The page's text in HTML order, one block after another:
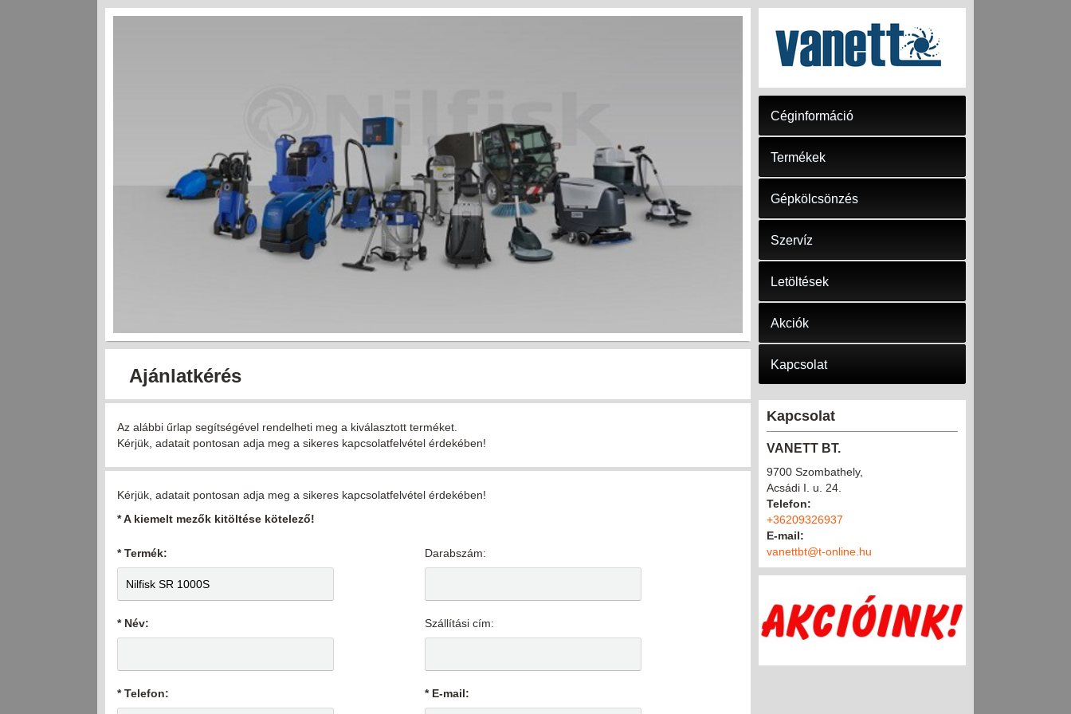
Ajánlatkérés
Az alábbi űrlap segítségével rendelheti meg a kiválasztott terméket.
Kérjük, adatait pontosan adja meg a sikeres kapcsolatfelvétel érdekében!
Kérjük, adatait pontosan adja meg a sikeres kapcsolatfelvétel érdekében!
* A kiemelt mezők kitöltése kötelező!
* Termék: Darabszám:
* Név: Szállítási cím:
* Telefon: * E-mail:
Céginformáció
Termékek
Gépkölcsönzés
Szervíz
Letöltések
Akciók
Kapcsolat
Kapcsolat
VANETT BT.
9700 Szombathely,
Acsádi I. u. 24.
Telefon:
+36209326937
E-mail:
vanettbt@t-online.hu